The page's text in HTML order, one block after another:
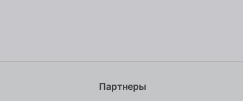
Партнеры